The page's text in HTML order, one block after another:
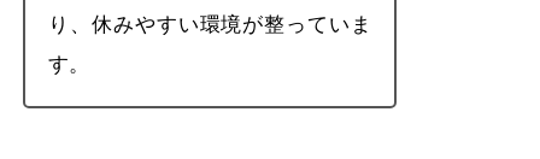
り、休みやすい環境が整っていま
す。